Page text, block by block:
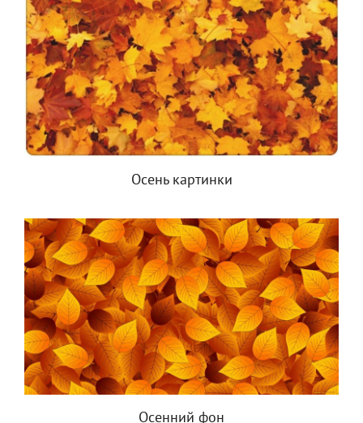
Осень картинки
Осенний фон